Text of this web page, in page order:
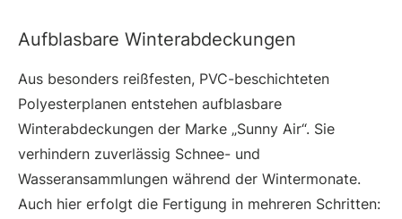
Aufblasbare Winterabdeckungen
Aus besonders reißfesten, PVC-beschichteten
Polyesterplanen entstehen aufblasbare
Winterabdeckungen der Marke „Sunny Air“. Sie
verhindern zuverlässig Schnee- und
Wasseransammlungen während der Wintermonate.
Auch hier erfolgt die Fertigung in mehreren Schritten: